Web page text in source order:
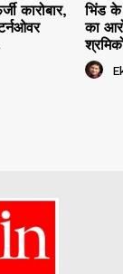
कारोबार,
भिंड के
का